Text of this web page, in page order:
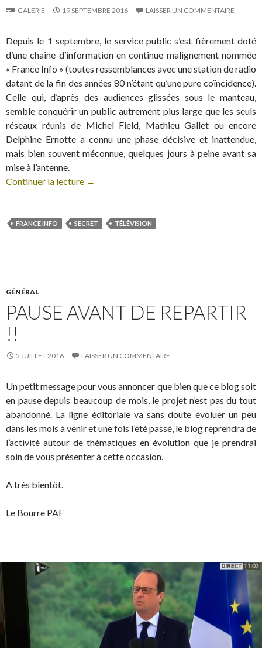
GALERIE 19 SEPTEMBRE 2016 LAISSER UN COMMENTAIRE
Depuis le 1 septembre, le service public s’est fièrement doté
d’une chaîne d’information en continue malignement nommée
« France Info » (toutes ressemblances avec une station de radio
datant de la fin des années 80 n’étant qu’une pure coïncidence).
Celle qui, d’après des audiences glissées sous le manteau,
semble conquérir un public autrement plus large que les seuls
réseaux réunis de Michel Field, Mathieu Gallet ou encore
Delphine Ernotte a connu une phase décisive et inattendue,
mais bien souvent méconnue, quelques jours à peine avant sa
mise à l’antenne.
Continuer la lecture →
FRANCE INFO SECRET TÉLÉVISION
GÉNÉRAL
PAUSE AVANT DE REPARTIR
!!
5 JUILLET 2016 LAISSER UN COMMENTAIRE
Un petit message pour vous annoncer que bien que ce blog soit
en pause depuis beaucoup de mois, le projet n’est pas du tout
abandonné. La ligne éditoriale va sans doute évoluer un peu
dans les mois à venir et une fois l’été passé, le blog reprendra de
l’activité autour de thématiques en évolution que je prendrai
soin de vous présenter à cette occasion.
A très bientôt.
Le Bourre PAF